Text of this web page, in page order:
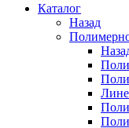
Каталог
Назад